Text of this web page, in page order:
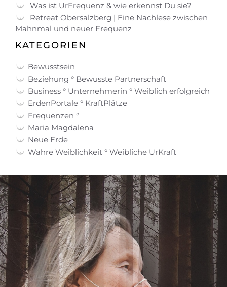
Was ist UrFrequenz & wie erkennst Du sie?
Retreat Obersalzberg | Eine Nachlese zwischen
Mahnmal und neuer Frequenz
KATEGORIEN
Bewusstsein
Beziehung ° Bewusste Partnerschaft
Business ° Unternehmerin ° Weiblich erfolgreich
ErdenPortale ° KraftPlätze
Frequenzen °
Maria Magdalena
Neue Erde
Wahre Weiblichkeit ° Weibliche UrKraft